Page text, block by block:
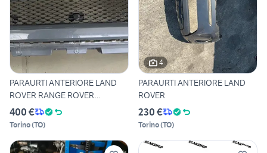
PARAURTI ANTERIORE LAND
ROVER RANGE ROVER
EVOQUE
400 €
Torino(TO)
4
PARAURTI ANTERIORE LAND
ROVER
230 €
Torino(TO)